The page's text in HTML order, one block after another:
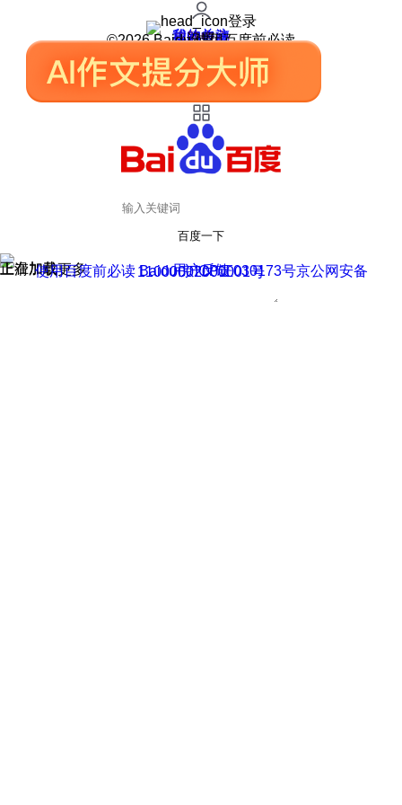
登录
我的关注
我的收藏
皮肤中心
用户反馈
设置
©2026 Baidu 使用百度前必读
百度一下
正在加载
上滑加载更多 用户反馈
使用百度前必读 Baidu 京ICP证030173号
京公网安备11000002000001号